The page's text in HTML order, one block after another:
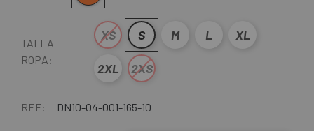
TALLA
ROPA:
XS S M L XL
2XL 2XS
REF: DN10-04-001-165-10